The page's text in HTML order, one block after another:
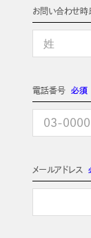
お問い合わせ時
電話番号 必須
メールアドレス